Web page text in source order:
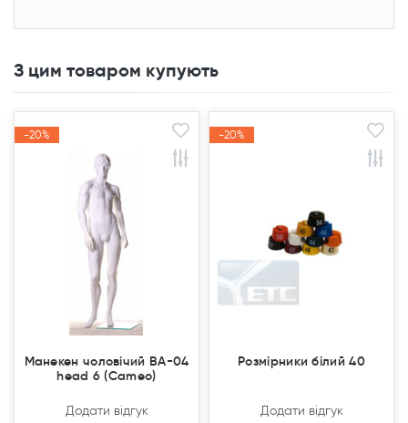
З цим товаром купують
-20%
-20%
Манекен чоловічий ВА-04
head 6 (Cameo)
Додати відгук
-20%
-20%
Розмірники білий 40
Додати відгук